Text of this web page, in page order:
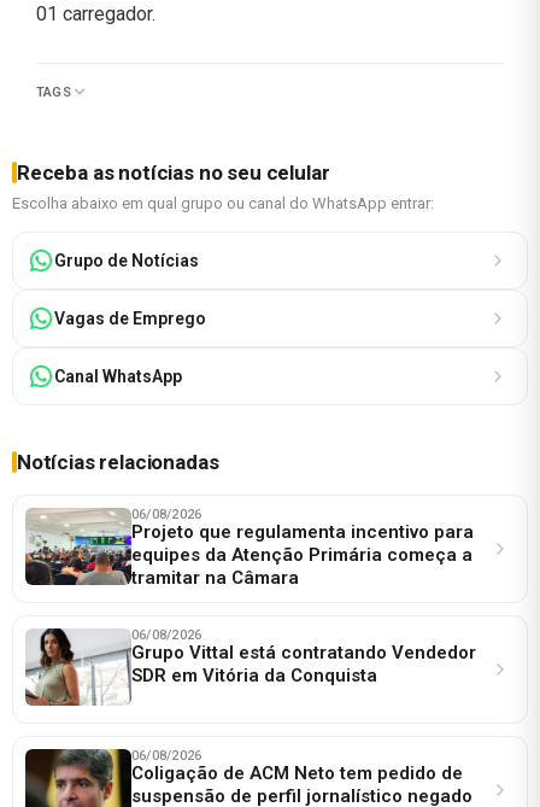
01 carregador.
TAGS
Receba as notícias no seu celular
Escolha abaixo em qual grupo ou canal do WhatsApp entrar:
Grupo de Notícias
Vagas de Emprego
Canal WhatsApp
Notícias relacionadas
06/08/2026
Projeto que regulamenta incentivo para
equipes da Atenção Primária começa a
tramitar na Câmara
06/08/2026
Grupo Vittal está contratando Vendedor
SDR em Vitória da Conquista
06/08/2026
Coligação de ACM Neto tem pedido de
suspensão de perfil jornalístico negado